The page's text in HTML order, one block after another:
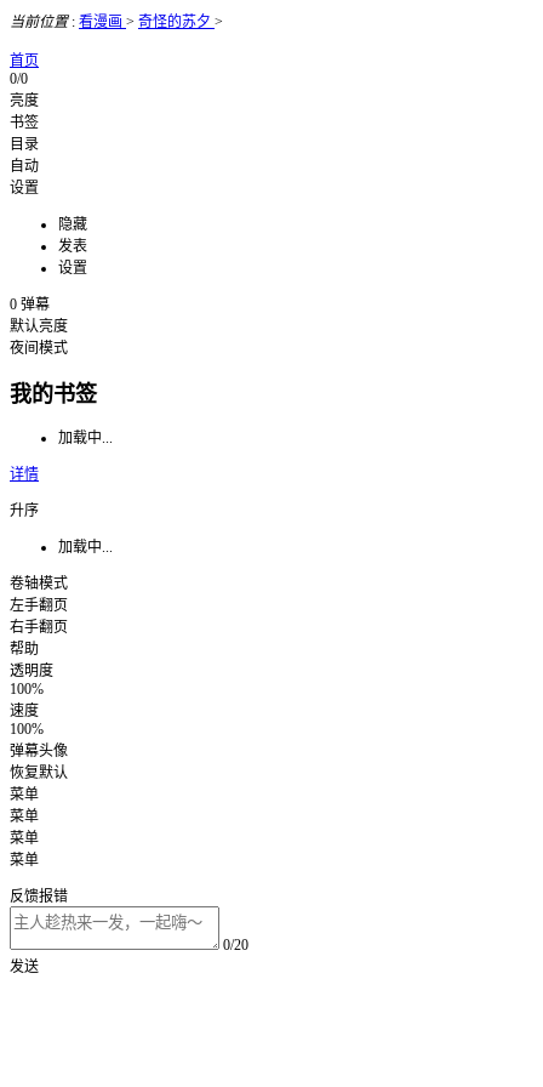
当前位置: 看漫画 > 奇怪的苏夕 >
首页
0/0
亮度
书签
目录
自动
设置
隐藏
发表
设置
0 弹幕
默认亮度
夜间模式
我的书签
加载中...
详情
升序
加载中...
卷轴模式
左手翻页
右手翻页
帮助
透明度
100%
速度
100%
弹幕头像
恢复默认
菜单
菜单
菜单
菜单
反馈报错
0/20
发送